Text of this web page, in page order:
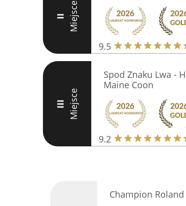
II Miejsce
9.5
III Miejsce
Spod Znaku Lwa -
Maine Coon
9.2
Champion